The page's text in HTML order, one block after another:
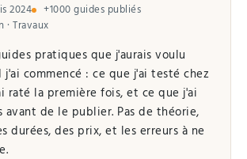
2024
+1000 guides publiés
· Travaux
pratiques que j'aurais voulu
commencé : ce que j'ai testé chez
raté la première fois, et ce que j'ai
de le publier. Pas de théorie,
durées, des prix, et les erreurs à ne